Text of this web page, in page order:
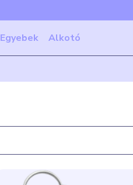
Egyebek Alkotó